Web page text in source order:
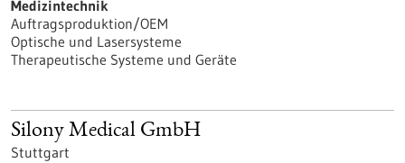
Medizintechnik
Auftragsproduktion/OEM
Optische und Lasersysteme
Therapeutische Systeme und Geräte
Silony Medical GmbH
Stuttgart